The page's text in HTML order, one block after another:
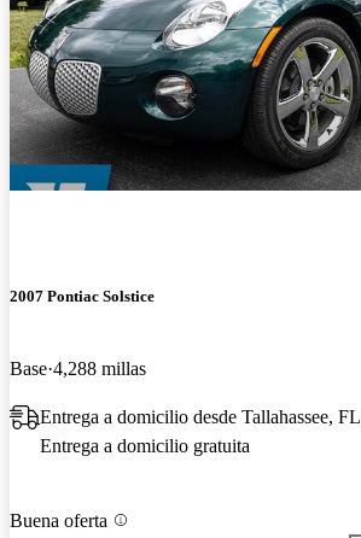
2007 Pontiac Solstice
Base 4,288 millas
Entrega a domicilio desde Tallahassee, FL
Entrega a domicilio gratuita
Buena oferta